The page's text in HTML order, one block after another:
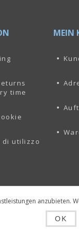
time
di utilizzo
MEIN
anzubieten.
OK